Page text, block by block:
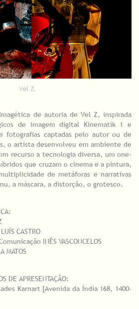
Vel Z.
de autoria de Vel Z, inspirada
de imagem digital Kinematik 1 e
fotografias captadas pelo autor ou de
o artista desenvolveu em ambiente de
recurso a tecnologia diversa, um one-
que cruzam o cinema e a pintura,
de metáforas e narrativas
a máscara, a distorção, o grotesco.
CASTRO
INÊS VASCONCELOS
MATOS
DE APRESENTAÇÃO:
Karnart [Avenida da Índia 168, 1400-